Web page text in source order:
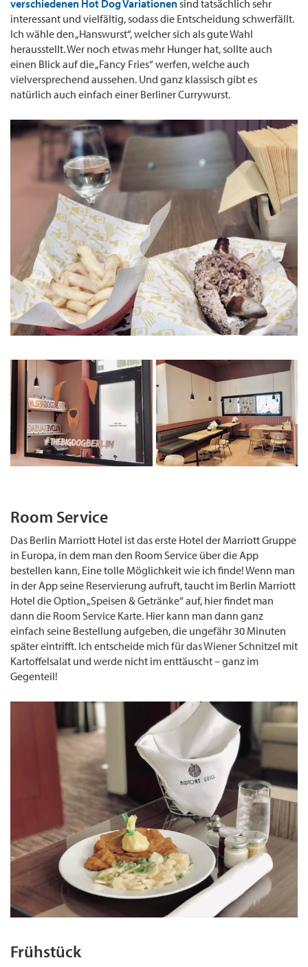
verschiedenen Hot Dog Variationensind tatsächlich sehr
interessant und vielfältig, sodass die Entscheidung schwerfällt.
Ich wähle den „Hanswurst“, welcher sich als gute Wahl
herausstellt. Wer noch etwas mehr Hunger hat, sollte auch
einen Blick auf die „Fancy Fries“ werfen, welche auch
vielversprechend aussehen. Und ganz klassisch gibt es
natürlich auch einfach einer Berliner Currywurst.
Room Service
Das Berlin Marriott Hotel ist das erste Hotel der Marriott Gruppe
in Europa, in dem man den Room Service über die App
bestellen kann, Eine tolle Möglichkeit wie ich finde! Wenn man
in der App seine Reservierung aufruft, taucht im Berlin Marriott
Hotel die Option „Speisen & Getränke“ auf, hier findet man
dann die Room Service Karte. Hier kann man dann ganz
einfach seine Bestellung aufgeben, die ungefähr 30 Minuten
später eintrifft. Ich entscheide mich für das Wiener Schnitzel mit
Kartoffelsalat und werde nicht im enttäuscht – ganz im
Gegenteil!
Frühstück